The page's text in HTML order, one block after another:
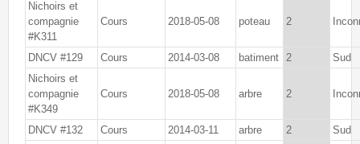
Nichoirs et
compagnie
#K311
Cours 2018-05-08 poteau 2
DNCV #129 Cours 2014-03-08 batiment 2
Sud
Nichoirs et
compagnie
#K349
Cours 2018-05-08 arbre 2
DNCV #132 Cours 2014-03-11 arbre 2
Sud